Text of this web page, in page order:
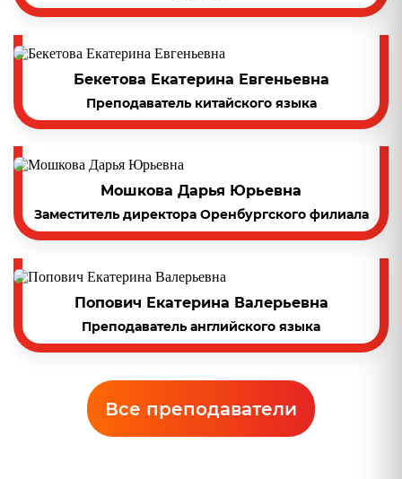
Бекетова Екатерина Евгеньевна
Преподаватель китайского языка
Мошкова Дарья Юрьевна
Заместитель директора Оренбургского филиала
Попович Екатерина Валерьевна
Преподаватель английского языка
Все преподаватели